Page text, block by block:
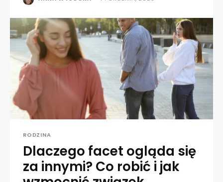
RODZINA
Dlaczego facet ogląda się
za innymi? Co robić i jak